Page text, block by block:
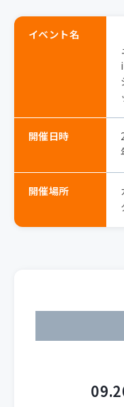
イベント名
開催日時
開催場所